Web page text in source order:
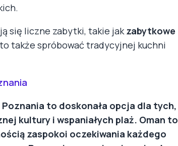
się liczne zabytki, takie jakzabytkowe
także spróbować tradycyjnej kuchni
to doskonała opcja dla tych,
kultury i wspaniałych plaż. Oman to
zaspokoi oczekiwania każdego